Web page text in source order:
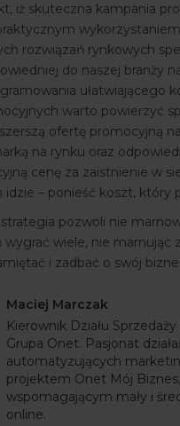
iż skuteczna kampania
rozwiązań rynkowych
do naszej branży
ułatwiającego
warto powierzyć
ofertę promocyjną
na rynku oraz
cenę za zaistnienie w
idzie – ponieść koszt,
pozwoli nie
wygrać wiele, nie
i zadbać o swój
Maciej Marczak
Kierownik Działu
Grupa Onet. Pasjonat
automatyzujących
projektem Onet Mój
wspomagającym mały i
online.